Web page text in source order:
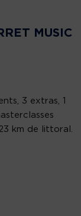
MUSIC
3 extras, 1
km de littoral.